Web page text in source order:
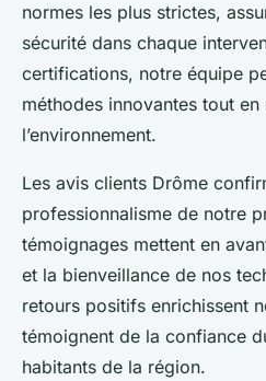
normes les plus strictes,
sécurité dans chaque
certifications, notre équipe
méthodes innovantes tout en
l’environnement.
Les avis clients Drôme
professionnalisme de notre
témoignages mettent en
et la bienveillance de nos
retours positifs enrichissent
témoignent de la confiance
habitants de la région.